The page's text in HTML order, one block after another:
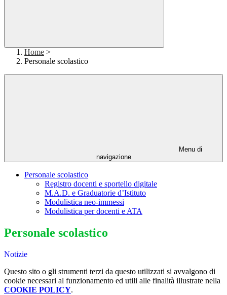
Home >
Personale scolastico
Menu di
navigazione
Personale scolastico
Registro docenti e sportello digitale
M.A.D. e Graduatorie d’Istituto
Modulistica neo-immessi
Modulistica per docenti e ATA
Personale scolastico
Notizie
Questo sito o gli strumenti terzi da questo utilizzati si avvalgono di
cookie necessari al funzionamento ed utili alle finalità illustrate nella
COOKIE POLICY.